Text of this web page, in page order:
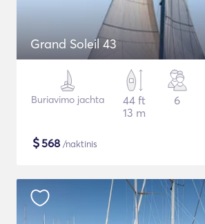
Grand Soleil 43
Buriavimo jachta
44 ft
13 m
6
$568 /naktinis